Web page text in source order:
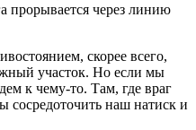
прорывается через линию
скорее всего,
участок. Но если мы
к чему-то. Там, где враг
наш натиск и